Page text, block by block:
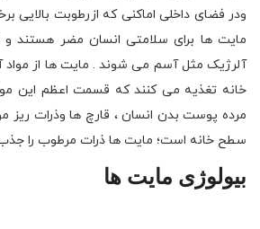
ودر فضای داخلی اماکنی که ازرطوبت بالایی
مایت ها برای سلامتی انسان مضر هستند
آلرژیک مثل آسم می شوند . مایت ها از مواد
خانه تغذیه می کنند که قسمت اعظم این
مرده پوست بدن انسان ، قارچ ها وذرات
سطح خانه است؛ مایت ها ذرات مرطوب را
بیولوژی مایت ها